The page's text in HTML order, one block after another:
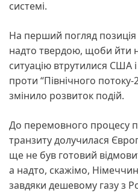
системі.
На перший погляд позиція
надто твердою, щоби йти
ситуацію втрутилися США
проти “Північного
змінило розвиток подій.
До перемовного процесу
транзиту долучилася
ще не був готовий
а надто, скажімо,
завдяки дешевому газу з